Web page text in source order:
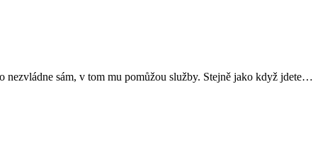
sám, v tom mu pomůžou služby. Stejně jako když jdete…